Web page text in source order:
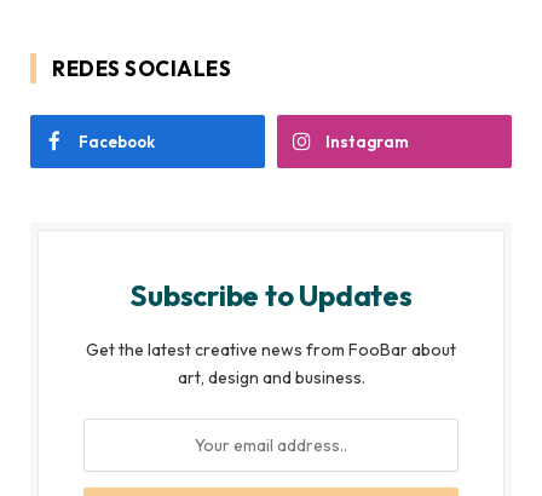
REDES SOCIALES
Facebook Instagram
Subscribe to Updates
Get the latest creative news from FooBar about
art, design and business.